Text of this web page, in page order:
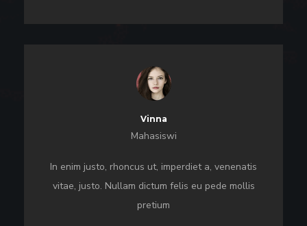
Vinna
Mahasiswi
In enim justo, rhoncus ut, imperdiet a, venenatis
vitae, justo. Nullam dictum felis eu pede mollis
pretium